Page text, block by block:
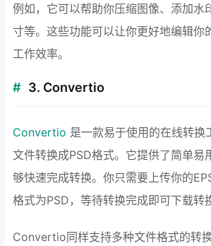
例如，它可以帮助你压缩图像、添加水
寸等。这些功能可以让你更好地编辑你
工作效率。
3. Convertio
Convertio 是一款易于使用的在线转换
文件转换成PSD格式。它提供了简单易
够快速完成转换。你只需要上传你的
格式为PSD，等待转换完成即可下载转
Convertio同样支持多种文件格式的转换